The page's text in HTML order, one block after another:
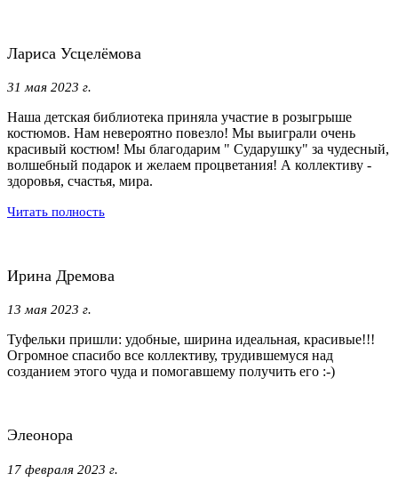
Лариса Усцелёмова
31 мая 2023 г.
Наша детская библиотека приняла участие в розыгрыше
костюмов. Нам невероятно повезло! Мы выиграли очень
красивый костюм! Мы благодарим " Сударушку" за чудесный,
волшебный подарок и желаем процветания! А коллективу -
здоровья, счастья, мира.
Читать полность
Ирина Дремова
13 мая 2023 г.
Туфельки пришли: удобные, ширина идеальная, красивые!!!
Огромное спасибо все коллективу, трудившемуся над
созданием этого чуда и помогавшему получить его :-)
Элеонора
17 февраля 2023 г.